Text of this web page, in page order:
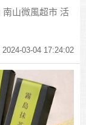
03-04 17:24:02